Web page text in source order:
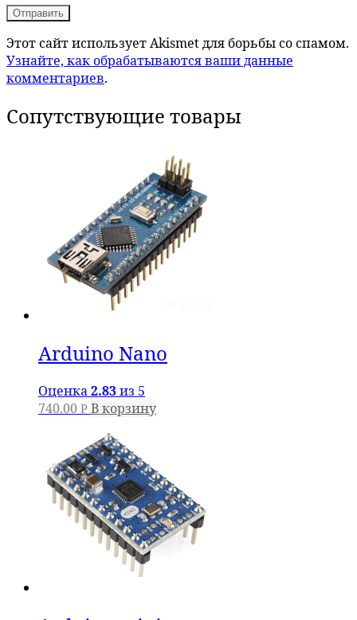
Этот сайт использует Akismet для борьбы со спамом.
Узнайте, как обрабатываются ваши данные
комментариев.
Сопутствующие товары
Arduino Nano
Оценка2.83из 5
740.00 Р В корзину